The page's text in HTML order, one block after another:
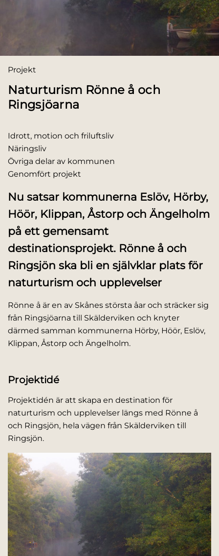
Du är här:
Projekt
Naturturism Rönne å och
Ringsjöarna
Idrott, motion och friluftsliv
Näringsliv
Övriga delar av kommunen
Genomfört projekt
Nu satsar kommunerna Eslöv, Hörby,
Höör, Klippan, Åstorp och Ängelholm
på ett gemensamt
destinationsprojekt. Rönne å och
Ringsjön ska bli en självklar plats för
naturturism och upplevelser
Rönne å är en av Skånes största åar och sträcker sig
från Ringsjöarna till Skälderviken och knyter
därmed samman kommunerna Hörby, Höör, Eslöv,
Klippan, Åstorp och Ängelholm.
Projektidé
Projektidén är att skapa en destination för
naturturism och upplevelser längs med Rönne å
och Ringsjön, hela vägen från Skälderviken till
Ringsjön.